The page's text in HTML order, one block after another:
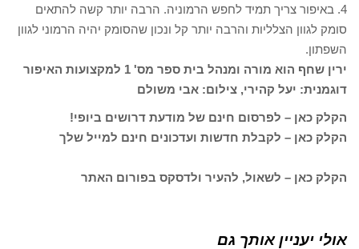
4. באיפור צריך תמיד לחפש הרמוניה. הרבה יותר קשה להתאים
סומק לגוון הצלליות והרבה יותר קל ונכון שהסומק יהיה הרמוני לגוון
השפתון.
ירין שחף הוא מורה ומנהל בית ספר מס' 1 למקצועות האיפור
דוגמנית: יעל קהירי, צילום: אבי משולם
הקלק כאן – לפרסום חינם של מודעת דרושים ביופי!
הקלק כאן – לקבלת חדשות ועדכונים חינם למייל שלך
הקלק כאן – לשאול, להעיר ולדסקס בפורום האתר
אולי יעניין אותך גם